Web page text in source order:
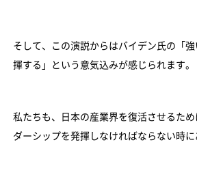
そして、この演説からはバイデン氏の「
揮する」という意気込みが感じられます。
私たちも、日本の産業界を復活させるた
ダーシップを発揮しなければならない時に